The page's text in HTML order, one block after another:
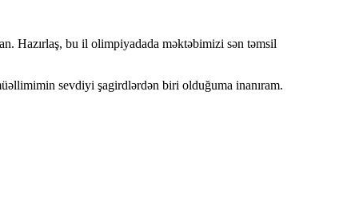
Hazırlaş, bu il olimpiyadada məktəbimizi sən təmsil
sevdiyi şagirdlərdən biri olduğuma inanıram.